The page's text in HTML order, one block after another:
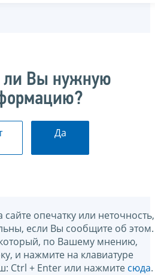
Вы нужную
Да
опечатку или неточность,
если Вы сообщите об этом.
который, по Вашему мнению,
и нажмите на клавиатуре
Ctrl + Enter или нажмите сюда.